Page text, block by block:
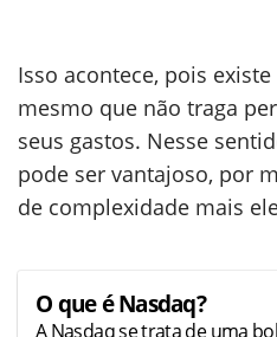
Isso acontece, pois
mesmo que não traga
seus gastos. Nesse
pode ser vantajoso, por
de complexidade mais
O que é Nasdaq?
A Nasdaq se trata de uma